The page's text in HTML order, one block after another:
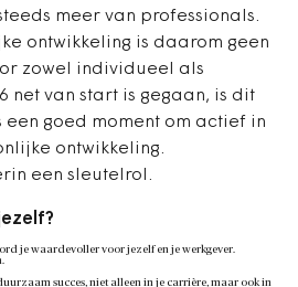
meer van professionals.
ontwikkeling is daarom geen
zowel individueel als
net van start is gegaan, is dit
goed moment om actief in
ontwikkeling.
een sleutelrol.
je waardevoller voor jezelf en je werkgever.
succes, niet alleen in je carrière, maar ook in